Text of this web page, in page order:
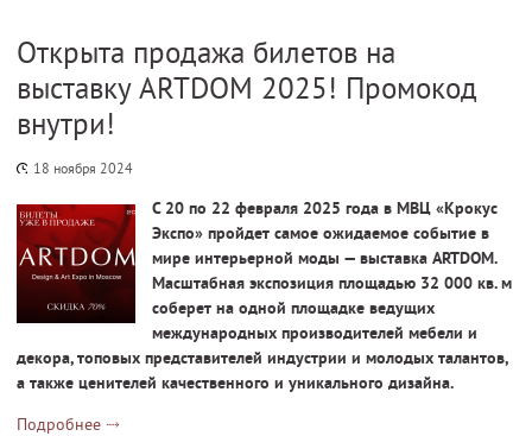
Открыта продажа билетов на
выставку ARTDOM 2025! Промокод
внутри!
18 ноября 2024
С 20 по 22 февраля 2025 года в МВЦ «Крокус
Экспо» пройдет самое ожидаемое событие в
мире интерьерной моды — выставка ARTDOM.
Масштабная экспозиция площадью 32 000 кв. м
соберет на одной площадке ведущих
международных производителей мебели и
декора, топовых представителей индустрии и молодых талантов,
а также ценителей качественного и уникального дизайна.
Подробнее